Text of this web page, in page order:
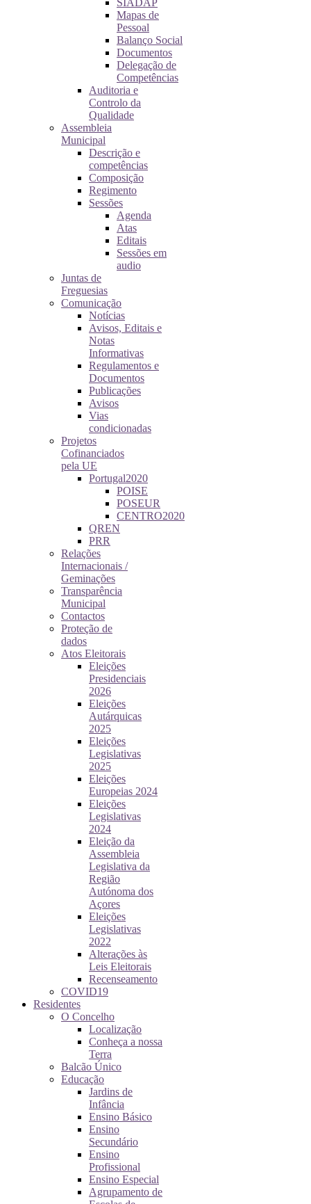
SIADAP
Mapas de
Pessoal
Balanço Social
Documentos
Delegação de
Competências
Auditoria e
Controlo da
Qualidade
Assembleia
Municipal
Descrição e
competências
Composição
Regimento
Sessões
Agenda
Atas
Editais
Sessões em
audio
Juntas de
Freguesias
Comunicação
Notícias
Avisos, Editais e
Notas
Informativas
Regulamentos e
Documentos
Publicações
Avisos
Vias
condicionadas
Projetos
Cofinanciados
pela UE
Portugal2020
POISE
POSEUR
CENTRO2020
QREN
PRR
Relações
Internacionais /
Geminações
Transparência
Municipal
Contactos
Proteção de
dados
Atos Eleitorais
Eleições
Presidenciais
2026
Eleições
Autárquicas
2025
Eleições
Legislativas
2025
Eleições
Europeias 2024
Eleições
Legislativas
2024
Eleição da
Assembleia
Legislativa da
Região
Autónoma dos
Açores
Eleições
Legislativas
2022
Alterações às
Leis Eleitorais
Recenseamento
COVID19
Residentes
O Concelho
Localização
Conheça a nossa
Terra
Balcão Único
Educação
Jardins de
Infância
Ensino Básico
Ensino
Secundário
Ensino
Profissional
Ensino Especial
Agrupamento de